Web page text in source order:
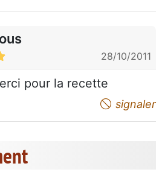
28/10/2011
pour la recette
not appreciate signaler